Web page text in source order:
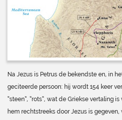
Na Jezus is Petrus de bekendste en, in
geciteerde persoon: hij wordt 154 keer
“steen”, “rots”, wat de Griekse vertaling
hem rechtstreeks door Jezus is